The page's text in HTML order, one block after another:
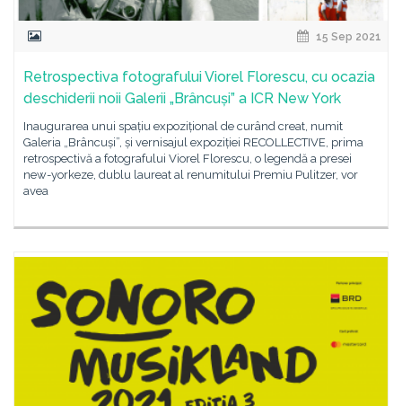
15 Sep 2021
Retrospectiva fotografului Viorel Florescu, cu ocazia
deschiderii noii Galerii „Brâncuși” a ICR New York
Inaugurarea unui spațiu expozițional de curând creat, numit
Galeria „Brâncuși”, și vernisajul expoziției RECOLLECTIVE, prima
retrospectivă a fotografului Viorel Florescu, o legendă a presei
new-yorkeze, dublu laureat al renumitului Premiu Pulitzer, vor
avea